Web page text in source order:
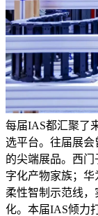
每届IAS都汇聚了
选平台。往届展会
的尖端展品。西门
字化产物家族；
柔性智制示范线
化。本届IAS倾力